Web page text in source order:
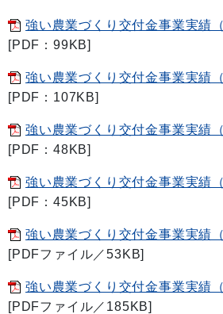
強い農業づくり交付金事業実績
[PDF：99KB]
強い農業づくり交付金事業実績
[PDF：107KB]
強い農業づくり交付金事業実績
[PDF：48KB]
強い農業づくり交付金事業実績
[PDF：45KB]
強い農業づくり交付金事業実績
[PDFファイル／53KB]
強い農業づくり交付金事業実績
[PDFファイル／185KB]